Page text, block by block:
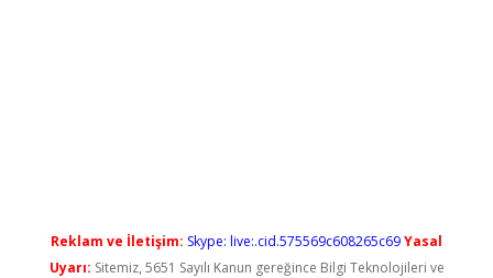
Reklam ve İletişim: Skype: live:.cid.575569c608265c69Yasal
Uyarı: Sitemiz, 5651 Sayılı Kanun gereğince Bilgi Teknolojileri ve